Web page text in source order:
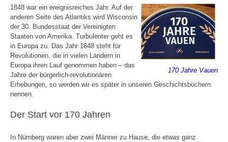
170 Jahre Vauen
1848 war ein ereignisreiches Jahr. Auf der
anderen Seite des Atlantiks wird Wisconsin
der 30. Bundesstaat der Vereinigten
Staaten von Amerika. Turbulenter geht es
in Europa zu. Das Jahr 1848 steht für
Revolutionen, die in vielen Ländern in
Europa ihren Lauf genommen haben – das
Jahre der bürgerlich-revolutionären
Erhebungen, so werden wir es später in unseren Geschichtsbüchern
nennen.
Der Start vor 170 Jahren
In Nürnberg waren aber zwei Männer zu Hause, die etwas ganz